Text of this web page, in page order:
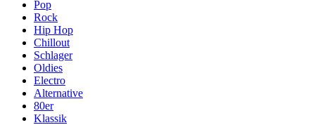
Pop
Rock
Hip Hop
Chillout
Schlager
Oldies
Electro
Alternative
80er
Klassik